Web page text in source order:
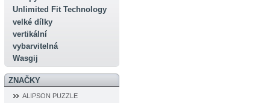
Unlimited Fit Technology
velké dílky
vertikální
vybarvitelná
Wasgij
ZNAČKY
ALIPSON PUZZLE